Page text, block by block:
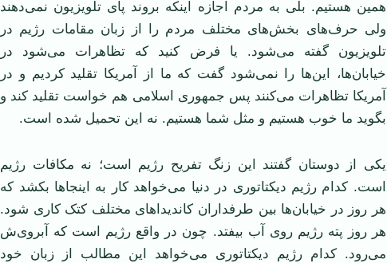
همین هستیم. بلی به مردم اجازه اینکه بروند پای تلویزیون نمی‌دهند
ولی حرف‌های بخش‌های مختلف مردم را از زبان مقامات رژیم در
تلویزیون گفته می‌شود. یا فرض کنید که تظاهرات می‌شود در
خیابان‌ها، این‌ها را نمی‌شود گفت که ما از آمریکا تقلید کردیم و در
آمریکا تظاهرات می‌کنند پس جمهوری اسلامی ‌هم خواست تقلید کند و
بگوید ما خوب هستیم و مثل شما هستیم. نه این تحمیل شده است.
یکی از دوستان گفتند این زنگ تفریح رژیم است؛ نه مکافات رژیم
است. کدام رژیم دیکتاتوری در دنیا می‌خواهد کار به اینجا‌ها بکشد که
هر روز در خیابان‌ها بین طرفداران کاندیداهای مختلف کتک کاری شود.
هر روز پته رژیم روی آب بیفتد. چون در واقع رژیم است که آبروی‌ش
می‌رود. کدام رژیم دیکتاتوری می‌خواهد این مطالب از زبان خود